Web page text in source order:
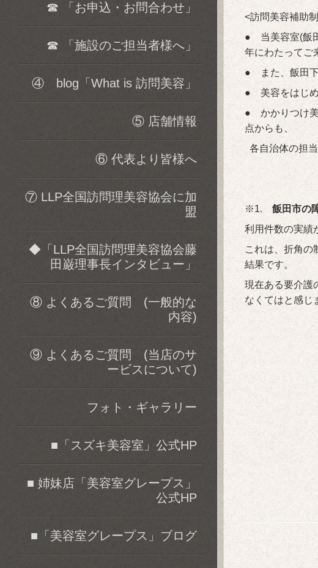
<訪問美容補助
● 当美容室(飯
年にわたってご
● また、飯田下
● 美容をはじめ
● かかりつけ美
点からも、
各自治体の担
※1. 飯田市の
利用件数の実績
これは、折角の
結果です。
現在ある要介護
なくてはと感じ
☎ 「お申込・お問合わせ」
☎ 「施設のご担当者様へ」
④ blog「What is 訪問美容」
⑤ 店舗情報
⑥ 代表より皆様へ
⑦ LLP全国訪問理美容協会に加
盟
◆「LLP全国訪問理美容協会藤
田巌理事長インタビュー」
⑧ よくあるご質問 (一般的な
内容)
⑨ よくあるご質問 (当店のサ
ービスについて)
フォト・ギャラリー
■「スズキ美容室」公式HP
■ 姉妹店「美容室グレープス」
公式HP
■「美容室グレープス」ブログ